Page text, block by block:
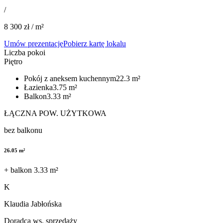
/
8 300 zł / m²
Umów prezentacjęPobierz kartę lokalu
Liczba pokoi
Piętro
Pokój z aneksem kuchennym​​​​‌ ‍ ​‍​‍‌‍ ‌ ​‍‌‍‍‌‌‍‌ ‌‍‍‌‌‍ ‍​‍​‍​ ‍‍​‍​‍‌ ​ ‌‍​‌‌‍ ‍‌‍‍‌‌ ‌​‌ ‍‌​‍ ‍‌‍‍‌‌‍ ​‍​‍​‍ ​​‍​‍‌‍‍​‌ ​‍‌‍‌‌‌‍‌‍​‍​‍​ ‍‍​‍​‍​‍ ‌ ​ ‌ ‌​‌ ‌‌‌‍‌​‌‍‍‌‌‍ ​‍ ‌‍‍‌‌‍ ‍‌ ‌​‌‍‌‌‌‍ ‍‌ ‌​​‍ ‌‍‌‌‌‍‌​‌‍‍‌‌ ‌​​‍ ‌‍ ‌‌‍ ‌‍‌​‌‍‌‌​ ‌‌ ​​‌ ​‍‌‍‌‌‌ ​ ‌‍‌‌‌‍ ‍‌ ‌​‌‍​‌‌ ‌​‌‍‍‌‌‍ ‌‍ ‍​ ‍ ‌‍‍‌‌‍‌​​ ‌​ ​‌‌‍​‌​ ‍​​ ​‌‌‍​ ​ ‌ ‌‍​ ​ ‍​​‍ ‌​ ‍​‌‍​‍‌‍​‍​ ‌​​‍ ‌​ ‌​‌‍‌‌​ ​ ​ ​‍​‍ ‌‌‍​‌​ ‍​​ ‌ ​ ‌​​‍ ‌​ ‍‌​ ‌​​ ​​​ ​‍‌‍​‌​ ‌ ​ ​ ​ ‌‌​ ‌ ​ ​‍‌‍‌​‌‍‌​​ ‍ ‌ ‌​‌ ‍‌‌ ​​‌‍‌‌​ ‌‌‍​‌‌ ​​‌‍​‌‌ ​‍‌ ‌​‌‍ ‌‌‍‌‌‌‍ ‍‌ ‌​​ ‍ ‌ ​​‌‍​‌‌ ‌​‌‍‍​​ ‌‌ ​‍‌‍ ‌‍ ‌‍ ‌‌ ​ ‌​‌​‌‍‌‌‌ ‌​‌‍​‌‌‍‍‌‌‍ ​‌ ​ ​‍‌‌​ ‌‌‌​​‍‌‌ ‌‍‍ ‌‍‌‌‌ ‍‌​‍‌‌​ ​ ‌​‌​​‍‌‌​ ​ ‌​‌​​‍‌‌​ ​‍​ ​‍​ ‍‌‌‍​‌​ ‌‍​ ‍​​ ‌​‌‍‌​​ ‍‌‌‍​ ‌‍​‌‌‍​‍​ ‌‌‌‍‌​​‍‌‌​ ​‍​ ​‍​‍‌‌​ ‌‌‌​‌​​‍ ‍‌‍ ‍‌‍​‌‌‍ ‌‌‍‌‌​ ‌‍​‍‌‍​‌‌ ​ ‌‍‌‌‌‌‌‌‌ ​‍‌‍ ​​ ‌​‍‌‌​ ​‍‌​‌‍‌ ​ ‌ ‌​‌ ‌‌‌‍‌​‌‍‍‌‌‍ ​‍‌‍‌‍‍‌‌‍‌​​ ‌​ ​‌‌‍​‌​ ‍​​ ​‌‌‍​ ​ ‌ ‌‍​ ​ ‍​​‍ ‌​ ‍​‌‍​‍‌‍​‍​ ‌​​‍ ‌​ ‌​‌‍‌‌​ ​ ​ ​‍​‍ ‌‌‍​‌​ ‍​​ ‌ ​ ‌​​‍ ‌​ ‍‌​ ‌​​ ​​​ ​‍‌‍​‌​ ‌ ​ ​ ​ ‌‌​ ‌ ​ ​‍‌‍‌​‌‍‌​​‍‌‍‌ ‌​‌ ‍‌‌ ​​‌‍‌‌​ ‌‌‍​‌‌ ​​‌‍​‌‌ ​‍‌ ‌​‌‍ ‌‌‍‌‌‌‍ ‍‌ ‌​​‍‌‍‌ ​​‌‍​‌‌ ‌​‌‍‍​​ ‌‌ ​‍‌‍ ‌‍ ‌‍ ‌‌ ​ ‌​‌​‌‍‌‌‌ ‌​‌‍​‌‌‍‍‌‌‍ ​‌ ​ ​‍‌‌​ ‌‌‌​​‍‌‌ ‌‍‍ ‌‍‌‌‌ ‍‌​‍‌‌​ ​ ‌​‌​​‍‌‌​ ​ ‌​‌​​‍‌‌​ ​‍​ ​‍​ ‍‌‌‍​‌​ ‌‍​ ‍​​ ‌​‌‍‌​​ ‍‌‌‍​ ‌‍​‌‌‍​‍​ ‌‌‌‍‌​​‍‌‌​ ​‍​ ​‍​‍‌‌​ ‌‌‌​‌​​‍ ‍‌‍ ‍‌‍​‌‌‍ ‌‌‍‌‌​‍‌‍‌ ​​‌‍‌‌‌ ​‍‌ ​ ‌ ​​‌‍‌‌‌‍​ ‌ ‌​‌‍‍‌‌ ‌‍‌‍‌‌​ ‌‌ ​​‌ ‌‌‌‍​‍‌‍ ​‌‍‍‌‌ ​ ‌‍‍​‌‍‌‌‌‍‌​​‍​‍‌ ‌22.3 m²
Łazienka​​​​‌ ‍ ​‍​‍‌‍ ‌ ​‍‌‍‍‌‌‍‌ ‌‍‍‌‌‍ ‍​‍​‍​ ‍‍​‍​‍‌ ​ ‌‍​‌‌‍ ‍‌‍‍‌‌ ‌​‌ ‍‌​‍ ‍‌‍‍‌‌‍ ​‍​‍​‍ ​​‍​‍‌‍‍​‌ ​‍‌‍‌‌‌‍‌‍​‍​‍​ ‍‍​‍​‍​‍ ‌ ​ ‌ ‌​‌ ‌‌‌‍‌​‌‍‍‌‌‍ ​‍ ‌‍‍‌‌‍ ‍‌ ‌​‌‍‌‌‌‍ ‍‌ ‌​​‍ ‌‍‌‌‌‍‌​‌‍‍‌‌ ‌​​‍ ‌‍ ‌‌‍ ‌‍‌​‌‍‌‌​ ‌‌ ​​‌ ​‍‌‍‌‌‌ ​ ‌‍‌‌‌‍ ‍‌ ‌​‌‍​‌‌ ‌​‌‍‍‌‌‍ ‌‍ ‍​ ‍ ‌‍‍‌‌‍‌​​ ‌​ ​‌‌‍​‌​ ‍​​ ​‌‌‍​ ​ ‌ ‌‍​ ​ ‍​​‍ ‌​ ‍​‌‍​‍‌‍​‍​ ‌​​‍ ‌​ ‌​‌‍‌‌​ ​ ​ ​‍​‍ ‌‌‍​‌​ ‍​​ ‌ ​ ‌​​‍ ‌​ ‍‌​ ‌​​ ​​​ ​‍‌‍​‌​ ‌ ​ ​ ​ ‌‌​ ‌ ​ ​‍‌‍‌​‌‍‌​​ ‍ ‌ ‌​‌ ‍‌‌ ​​‌‍‌‌​ ‌‌‍​‌‌ ​​‌‍​‌‌ ​‍‌ ‌​‌‍ ‌‌‍‌‌‌‍ ‍‌ ‌​​ ‍ ‌ ​​‌‍​‌‌ ‌​‌‍‍​​ ‌‌ ​‍‌‍ ‌‍ ‌‍ ‌‌ ​ ‌​‌​‌‍‌‌‌ ‌​‌‍​‌‌‍‍‌‌‍ ​‌ ​ ​‍‌‌​ ‌‌‌​​‍‌‌ ‌‍‍ ‌‍‌‌‌ ‍‌​‍‌‌​ ​ ‌​‌​​‍‌‌​ ​ ‌​‌​​‍‌‌​ ​‍​ ​‍​ ‌‌‌‍​‌​ ​‌​ ​‌‌‍‌‍​ ‌​​ ‌‍‌‍‌​‌‍​ ‌‍‌​​ ‌‍‌‍​‌​‍‌‌​ ​‍​ ​‍​‍‌‌​ ‌‌‌​‌​​‍ ‍‌‍ ‍‌‍​‌‌‍ ‌‌‍‌‌​ ‌‍​‍‌‍​‌‌ ​ ‌‍‌‌‌‌‌‌‌ ​‍‌‍ ​​ ‌​‍‌‌​ ​‍‌​‌‍‌ ​ ‌ ‌​‌ ‌‌‌‍‌​‌‍‍‌‌‍ ​‍‌‍‌‍‍‌‌‍‌​​ ‌​ ​‌‌‍​‌​ ‍​​ ​‌‌‍​ ​ ‌ ‌‍​ ​ ‍​​‍ ‌​ ‍​‌‍​‍‌‍​‍​ ‌​​‍ ‌​ ‌​‌‍‌‌​ ​ ​ ​‍​‍ ‌‌‍​‌​ ‍​​ ‌ ​ ‌​​‍ ‌​ ‍‌​ ‌​​ ​​​ ​‍‌‍​‌​ ‌ ​ ​ ​ ‌‌​ ‌ ​ ​‍‌‍‌​‌‍‌​​‍‌‍‌ ‌​‌ ‍‌‌ ​​‌‍‌‌​ ‌‌‍​‌‌ ​​‌‍​‌‌ ​‍‌ ‌​‌‍ ‌‌‍‌‌‌‍ ‍‌ ‌​​‍‌‍‌ ​​‌‍​‌‌ ‌​‌‍‍​​ ‌‌ ​‍‌‍ ‌‍ ‌‍ ‌‌ ​ ‌​‌​‌‍‌‌‌ ‌​‌‍​‌‌‍‍‌‌‍ ​‌ ​ ​‍‌‌​ ‌‌‌​​‍‌‌ ‌‍‍ ‌‍‌‌‌ ‍‌​‍‌‌​ ​ ‌​‌​​‍‌‌​ ​ ‌​‌​​‍‌‌​ ​‍​ ​‍​ ‌‌‌‍​‌​ ​‌​ ​‌‌‍‌‍​ ‌​​ ‌‍‌‍‌​‌‍​ ‌‍‌​​ ‌‍‌‍​‌​‍‌‌​ ​‍​ ​‍​‍‌‌​ ‌‌‌​‌​​‍ ‍‌‍ ‍‌‍​‌‌‍ ‌‌‍‌‌​‍‌‍‌ ​​‌‍‌‌‌ ​‍‌ ​ ‌ ​​‌‍‌‌‌‍​ ‌ ‌​‌‍‍‌‌ ‌‍‌‍‌‌​ ‌‌ ​​‌ ‌‌‌‍​‍‌‍ ​‌‍‍‌‌ ​ ‌‍‍​‌‍‌‌‌‍‌​​‍​‍‌ ‌3.75 m²
Balkon​​​​‌ ‍ ​‍​‍‌‍ ‌ ​‍‌‍‍‌‌‍‌ ‌‍‍‌‌‍ ‍​‍​‍​ ‍‍​‍​‍‌ ​ ‌‍​‌‌‍ ‍‌‍‍‌‌ ‌​‌ ‍‌​‍ ‍‌‍‍‌‌‍ ​‍​‍​‍ ​​‍​‍‌‍‍​‌ ​‍‌‍‌‌‌‍‌‍​‍​‍​ ‍‍​‍​‍​‍ ‌ ​ ‌ ‌​‌ ‌‌‌‍‌​‌‍‍‌‌‍ ​‍ ‌‍‍‌‌‍ ‍‌ ‌​‌‍‌‌‌‍ ‍‌ ‌​​‍ ‌‍‌‌‌‍‌​‌‍‍‌‌ ‌​​‍ ‌‍ ‌‌‍ ‌‍‌​‌‍‌‌​ ‌‌ ​​‌ ​‍‌‍‌‌‌ ​ ‌‍‌‌‌‍ ‍‌ ‌​‌‍​‌‌ ‌​‌‍‍‌‌‍ ‌‍ ‍​ ‍ ‌‍‍‌‌‍‌​​ ‌​ ​‌‌‍​‌​ ‍​​ ​‌‌‍​ ​ ‌ ‌‍​ ​ ‍​​‍ ‌​ ‍​‌‍​‍‌‍​‍​ ‌​​‍ ‌​ ‌​‌‍‌‌​ ​ ​ ​‍​‍ ‌‌‍​‌​ ‍​​ ‌ ​ ‌​​‍ ‌​ ‍‌​ ‌​​ ​​​ ​‍‌‍​‌​ ‌ ​ ​ ​ ‌‌​ ‌ ​ ​‍‌‍‌​‌‍‌​​ ‍ ‌ ‌​‌ ‍‌‌ ​​‌‍‌‌​ ‌‌‍​‌‌ ​​‌‍​‌‌ ​‍‌ ‌​‌‍ ‌‌‍‌‌‌‍ ‍‌ ‌​​ ‍ ‌ ​​‌‍​‌‌ ‌​‌‍‍​​ ‌‌ ​‍‌‍ ‌‍ ‌‍ ‌‌ ​ ‌​‌​‌‍‌‌‌ ‌​‌‍​‌‌‍‍‌‌‍ ​‌ ​ ​‍‌‌​ ‌‌‌​​‍‌‌ ‌‍‍ ‌‍‌‌‌ ‍‌​‍‌‌​ ​ ‌​‌​​‍‌‌​ ​ ‌​‌​​‍‌‌​ ​‍​ ​‍​ ‌‌‌‍​‍​ ‌ ​ ‍‌​ ​‍​ ‌‍​ ‍​‌‍‌‍‌‍​‍​ ‌‌​ ‌‍​ ‌​​‍‌‌​ ​‍​ ​‍​‍‌‌​ ‌‌‌​‌​​‍ ‍‌‍ ‍‌‍​‌‌‍ ‌‌‍‌‌​ ‌‍​‍‌‍​‌‌ ​ ‌‍‌‌‌‌‌‌‌ ​‍‌‍ ​​ ‌​‍‌‌​ ​‍‌​‌‍‌ ​ ‌ ‌​‌ ‌‌‌‍‌​‌‍‍‌‌‍ ​‍‌‍‌‍‍‌‌‍‌​​ ‌​ ​‌‌‍​‌​ ‍​​ ​‌‌‍​ ​ ‌ ‌‍​ ​ ‍​​‍ ‌​ ‍​‌‍​‍‌‍​‍​ ‌​​‍ ‌​ ‌​‌‍‌‌​ ​ ​ ​‍​‍ ‌‌‍​‌​ ‍​​ ‌ ​ ‌​​‍ ‌​ ‍‌​ ‌​​ ​​​ ​‍‌‍​‌​ ‌ ​ ​ ​ ‌‌​ ‌ ​ ​‍‌‍‌​‌‍‌​​‍‌‍‌ ‌​‌ ‍‌‌ ​​‌‍‌‌​ ‌‌‍​‌‌ ​​‌‍​‌‌ ​‍‌ ‌​‌‍ ‌‌‍‌‌‌‍ ‍‌ ‌​​‍‌‍‌ ​​‌‍​‌‌ ‌​‌‍‍​​ ‌‌ ​‍‌‍ ‌‍ ‌‍ ‌‌ ​ ‌​‌​‌‍‌‌‌ ‌​‌‍​‌‌‍‍‌‌‍ ​‌ ​ ​‍‌‌​ ‌‌‌​​‍‌‌ ‌‍‍ ‌‍‌‌‌ ‍‌​‍‌‌​ ​ ‌​‌​​‍‌‌​ ​ ‌​‌​​‍‌‌​ ​‍​ ​‍​ ‌‌‌‍​‍​ ‌ ​ ‍‌​ ​‍​ ‌‍​ ‍​‌‍‌‍‌‍​‍​ ‌‌​ ‌‍​ ‌​​‍‌‌​ ​‍​ ​‍​‍‌‌​ ‌‌‌​‌​​‍ ‍‌‍ ‍‌‍​‌‌‍ ‌‌‍‌‌​‍‌‍‌ ​​‌‍‌‌‌ ​‍‌ ​ ‌ ​​‌‍‌‌‌‍​ ‌ ‌​‌‍‍‌‌ ‌‍‌‍‌‌​ ‌‌ ​​‌ ‌‌‌‍​‍‌‍ ​‌‍‍‌‌ ​ ‌‍‍​‌‍‌‌‌‍‌​​‍​‍‌ ‌3.33 m²
ŁĄCZNA POW. UŻYTKOWA
bez balkonu
26.05 m²
+ balkon 3.33 m²
K
Klaudia Jabłońska​​​​‌ ‍ ​‍​‍‌‍ ‌ ​‍‌‍‍‌‌‍‌ ‌‍‍‌‌‍ ‍​‍​‍​ ‍‍​‍​‍‌ ​ ‌‍​‌‌‍ ‍‌‍‍‌‌ ‌​‌ ‍‌​‍ ‍‌‍‍‌‌‍ ​‍​‍​‍ ​​‍​‍‌‍‍​‌ ​‍‌‍‌‌‌‍‌‍​‍​‍​ ‍‍​‍​‍​‍ ‌ ​ ‌ ‌​‌ ‌‌‌‍‌​‌‍‍‌‌‍ ​‍ ‌‍‍‌‌‍ ‍‌ ‌​‌‍‌‌‌‍ ‍‌ ‌​​‍ ‌‍‌‌‌‍‌​‌‍‍‌‌ ‌​​‍ ‌‍ ‌‌‍ ‌‍‌​‌‍‌‌​ ‌‌ ​​‌ ​‍‌‍‌‌‌ ​ ‌‍‌‌‌‍ ‍‌ ‌​‌‍​‌‌ ‌​‌‍‍‌‌‍ ‌‍ ‍​ ‍ ‌‍‍‌‌‍‌​​ ‌​ ​‌​ ‍​‌‍‌‌​ ​‍‌‍​‌‌‍​‌‌‍​‍​ ​​​‍ ‌‌‍​‍‌‍‌​​ ​​​ ​‌​‍ ‌​ ‌​‌‍​‌​ ‌ ​ ​ ​‍ ‌‌‍​‌​ ​ ​ ‍​​ ​​​‍ ‌​ ‌ ​ ‌‍​ ‌‍‌‍‌‌‌‍‌‍‌‍​‍​ ​ ‌‍‌‍‌‍‌‌​ ‌‍​ ​‌‌‍‌​​ ‍ ‌ ‌​‌ ‍‌‌ ​​‌‍‌‌​ ‌‌ ​ ‌‍‌‌‌‍ ​‌‍ ​‌‍‌‌‌ ​‍​ ‍ ‌ ​​‌‍​‌‌ ‌​‌‍‍​​ ‌‌‍ ‍‌‍​‌‌‍ ‌‌‍‌‌​ ‌‍​‍‌‍​‌‌ ​ ‌‍‌‌‌‌‌‌‌ ​‍‌‍ ​​ ‌​‍‌‌​ ​‍‌​‌‍‌ ​ ‌ ‌​‌ ‌‌‌‍‌​‌‍‍‌‌‍ ​‍‌‍‌‍‍‌‌‍‌​​ ‌​ ​‌​ ‍​‌‍‌‌​ ​‍‌‍​‌‌‍​‌‌‍​‍​ ​​​‍ ‌‌‍​‍‌‍‌​​ ​​​ ​‌​‍ ‌​ ‌​‌‍​‌​ ‌ ​ ​ ​‍ ‌‌‍​‌​ ​ ​ ‍​​ ​​​‍ ‌​ ‌ ​ ‌‍​ ‌‍‌‍‌‌‌‍‌‍‌‍​‍​ ​ ‌‍‌‍‌‍‌‌​ ‌‍​ ​‌‌‍‌​​‍‌‍‌ ‌​‌ ‍‌‌ ​​‌‍‌‌​ ‌‌ ​ ‌‍‌‌‌‍ ​‌‍ ​‌‍‌‌‌ ​‍​‍‌‍‌ ​​‌‍​‌‌ ‌​‌‍‍​​ ‌‌‍ ‍‌‍​‌‌‍ ‌‌‍‌‌​‍‌‍‌ ​​‌‍‌‌‌ ​‍‌ ​ ‌ ​​‌‍‌‌‌‍​ ‌ ‌​‌‍‍‌‌ ‌‍‌‍‌‌​ ‌‌ ​​‌ ‌‌‌‍​‍‌‍ ​‌‍‍‌‌ ​ ‌‍‍​‌‍‌‌‌‍‌​​‍​‍‌ ‌
Doradca ws. sprzedaży​​​​‌ ‍ ​‍​‍‌‍ ‌ ​‍‌‍‍‌‌‍‌ ‌‍‍‌‌‍ ‍​‍​‍​ ‍‍​‍​‍‌ ​ ‌‍​‌‌‍ ‍‌‍‍‌‌ ‌​‌ ‍‌​‍ ‍‌‍‍‌‌‍ ​‍​‍​‍ ​​‍​‍‌‍‍​‌ ​‍‌‍‌‌‌‍‌‍​‍​‍​ ‍‍​‍​‍​‍ ‌ ​ ‌ ‌​‌ ‌‌‌‍‌​‌‍‍‌‌‍ ​‍ ‌‍‍‌‌‍ ‍‌ ‌​‌‍‌‌‌‍ ‍‌ ‌​​‍ ‌‍‌‌‌‍‌​‌‍‍‌‌ ‌​​‍ ‌‍ ‌‌‍ ‌‍‌​‌‍‌‌​ ‌‌ ​​‌ ​‍‌‍‌‌‌ ​ ‌‍‌‌‌‍ ‍‌ ‌​‌‍​‌‌ ‌​‌‍‍‌‌‍ ‌‍ ‍​ ‍ ‌‍‍‌‌‍‌​​ ‌​ ​‌​ ‍​‌‍‌‌​ ​‍‌‍​‌‌‍​‌‌‍​‍​ ​​​‍ ‌‌‍​‍‌‍‌​​ ​​​ ​‌​‍ ‌​ ‌​‌‍​‌​ ‌ ​ ​ ​‍ ‌‌‍​‌​ ​ ​ ‍​​ ​​​‍ ‌​ ‌ ​ ‌‍​ ‌‍‌‍‌‌‌‍‌‍‌‍​‍​ ​ ‌‍‌‍‌‍‌‌​ ‌‍​ ​‌‌‍‌​​ ‍ ‌ ‌​‌ ‍‌‌ ​​‌‍‌‌​ ‌‌ ​ ‌‍‌‌‌‍ ​‌‍ ​‌‍‌‌‌ ​‍​ ‍ ‌ ​​‌‍​‌‌ ‌​‌‍‍​​ ‌‌ ​​‌‍ ‌ ​ ‌‍‍‌‌ ‌​‌‍‍‌‌‍ ‌‍ ‍​ ‌‍​‍‌‍​‌‌ ​ ‌‍‌‌‌‌‌‌‌ ​‍‌‍ ​​ ‌​‍‌‌​ ​‍‌​‌‍‌ ​ ‌ ‌​‌ ‌‌‌‍‌​‌‍‍‌‌‍ ​‍‌‍‌‍‍‌‌‍‌​​ ‌​ ​‌​ ‍​‌‍‌‌​ ​‍‌‍​‌‌‍​‌‌‍​‍​ ​​​‍ ‌‌‍​‍‌‍‌​​ ​​​ ​‌​‍ ‌​ ‌​‌‍​‌​ ‌ ​ ​ ​‍ ‌‌‍​‌​ ​ ​ ‍​​ ​​​‍ ‌​ ‌ ​ ‌‍​ ‌‍‌‍‌‌‌‍‌‍‌‍​‍​ ​ ‌‍‌‍‌‍‌‌​ ‌‍​ ​‌‌‍‌​​‍‌‍‌ ‌​‌ ‍‌‌ ​​‌‍‌‌​ ‌‌ ​ ‌‍‌‌‌‍ ​‌‍ ​‌‍‌‌‌ ​‍​‍‌‍‌ ​​‌‍​‌‌ ‌​‌‍‍​​ ‌‌ ​​‌‍ ‌ ​ ‌‍‍‌‌ ‌​‌‍‍‌‌‍ ‌‍ ‍​‍‌‍‌ ​​‌‍‌‌‌ ​‍‌ ​ ‌ ​​‌‍‌‌‌‍​ ‌ ‌​‌‍‍‌‌ ‌‍‌‍‌‌​ ‌‌ ​​‌ ‌‌‌‍​‍‌‍ ​‌‍‍‌‌ ​ ‌‍‍​‌‍‌‌‌‍‌​​‍​‍‌ ‌